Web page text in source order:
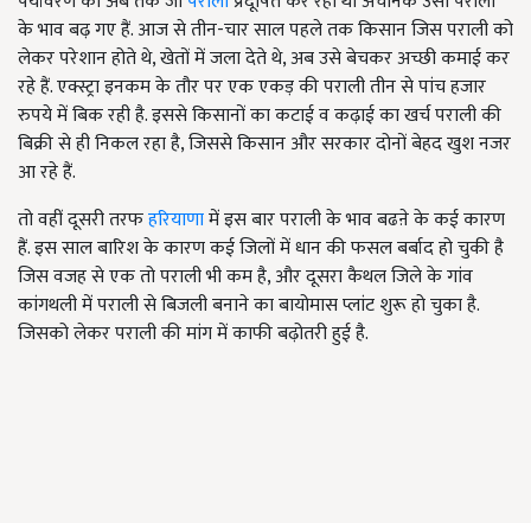
के भाव बढ़ गए हैं. आज से तीन-चार साल पहले तक किसान जिस पराली को
लेकर परेशान होते थे, खेतों में जला देते थे, अब उसे बेचकर अच्छी कमाई कर
रहे हैं. एक्स्ट्रा इनकम के तौर पर एक एकड़ की पराली तीन से पांच हजार
रुपये में बिक रही है. इससे किसानों का कटाई व कढ़ाई का खर्च पराली की
बिक्री से ही निकल रहा है, जिससे किसान और सरकार दोनों बेहद खुश नजर
आ रहे हैं.
तो वहीं दूसरी तरफहरियाणामें इस बार पराली के भाव बढऩे के कई कारण
हैं. इस साल बारिश के कारण कई जिलों में धान की फसल बर्बाद हो चुकी है
जिस वजह से एक तो पराली भी कम है, और दूसरा कैथल जिले के गांव
कांगथली में पराली से बिजली बनाने का बायोमास प्लांट शुरू हो चुका है.
जिसको लेकर पराली की मांग में काफी बढ़ोतरी हुई है.